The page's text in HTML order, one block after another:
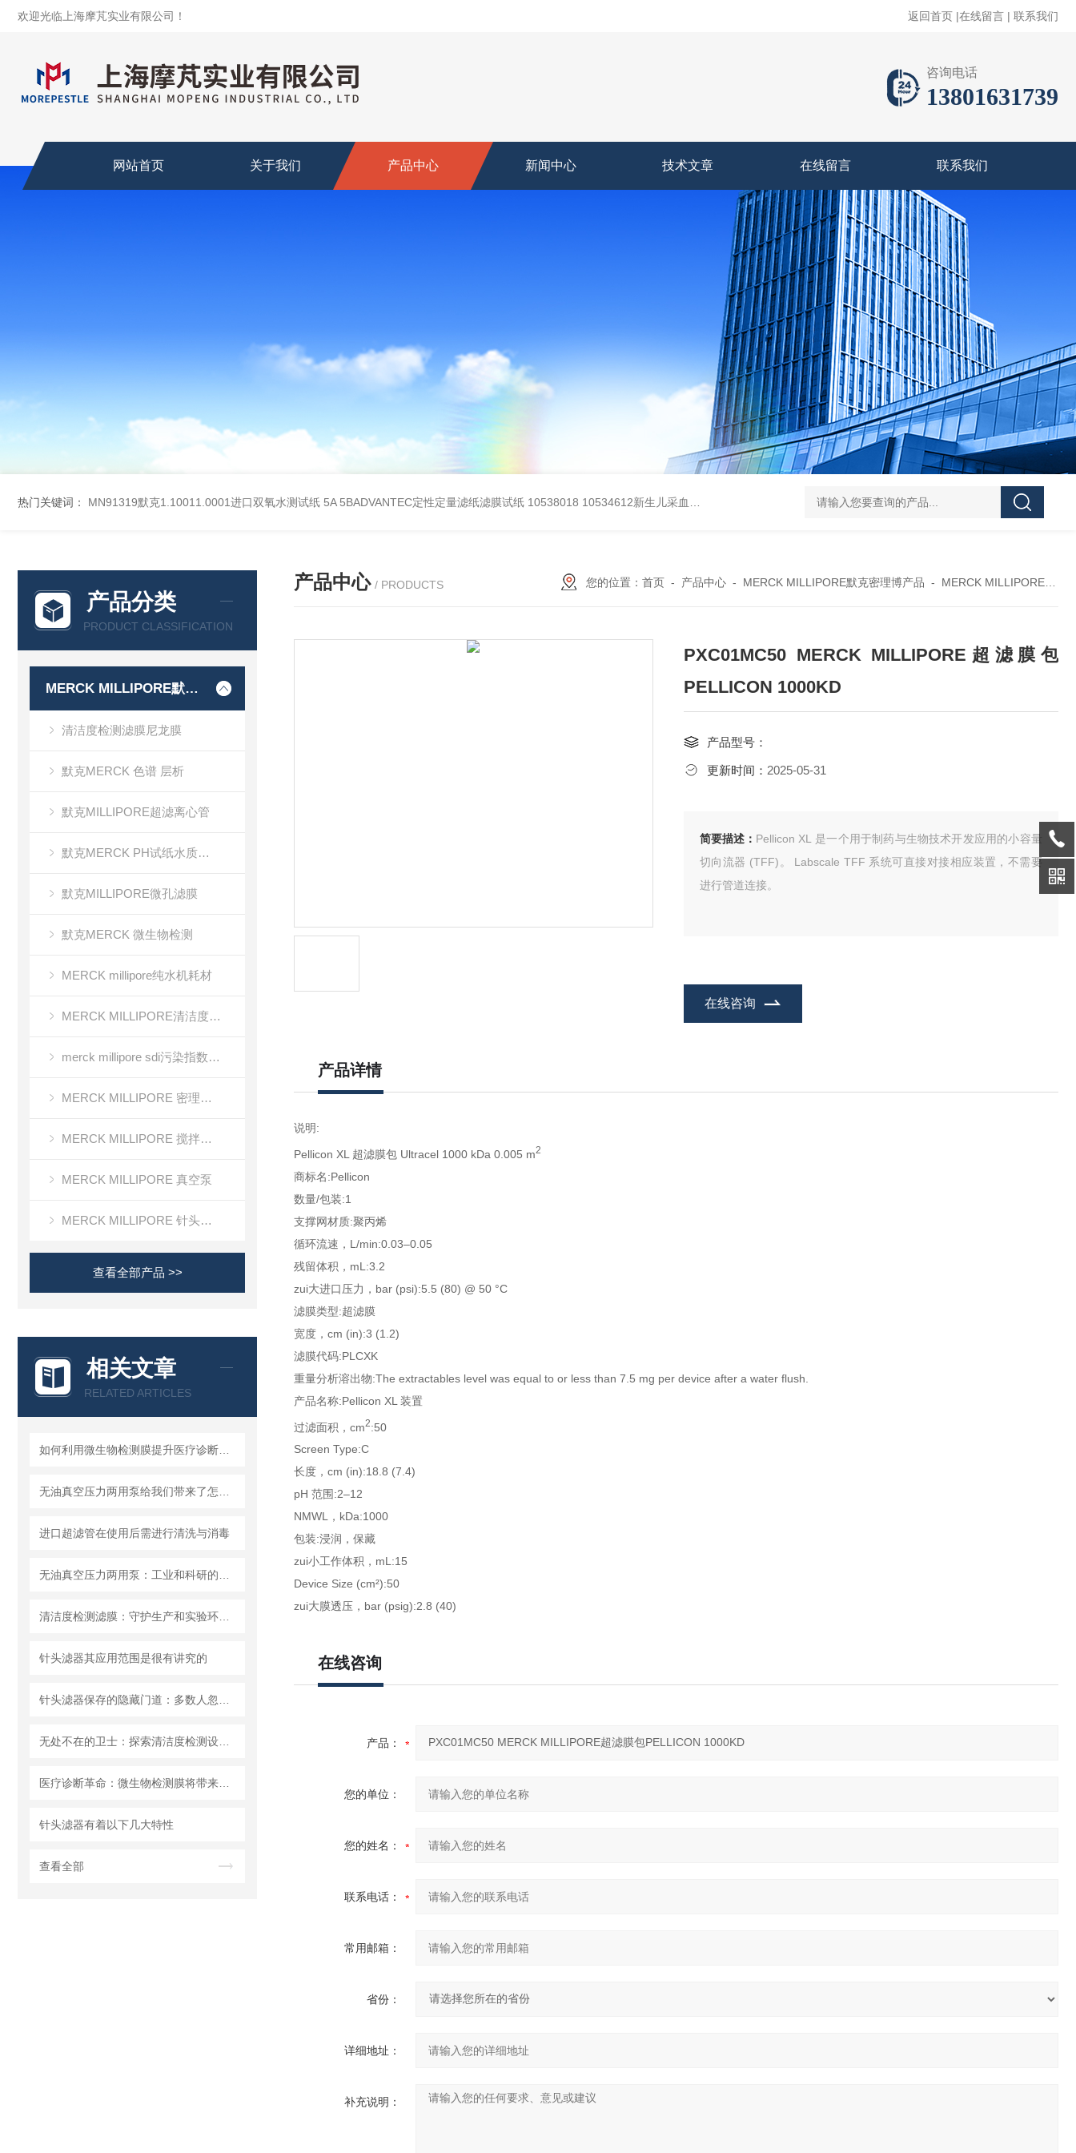
欢迎光临上海摩芃实业有限公司！ 返回首页 |在线留言 | 联系我们
咨询电话
13801631739
网站首页 关于我们 产品中心 新闻中心 技术文章 在线留言 联系我们
热门关键词： MN91319默克1.10011.0001进口双氧水测试纸 5A 5BADVANTEC定性定量滤纸滤膜试纸 10538018 10534612新生儿采血纸 3119-0050无菌339652 23-2263赛默飞离心管 UFC903096 MAP001
产品分类
PRODUCT CLASSIFICATION
MERCK MILLIPORE默克密理博产品
清洁度检测滤膜尼龙膜
默克MERCK 色谱 层析
默克MILLIPORE超滤离心管
默克MERCK PH试纸水质分析
默克MILLIPORE微孔滤膜
默克MERCK 微生物检测
MERCK millipore纯水机耗材
MERCK MILLIPORE清洁度检测专用膜
merck millipore sdi污染指数检测膜
MERCK MILLIPORE 密理博清洁度检测设备
MERCK MILLIPORE 搅拌式超滤装置超滤杯
MERCK MILLIPORE 真空泵
MERCK MILLIPORE 针头滤器针头式滤器
查看全部产品 >>
相关文章
RELATED ARTICLES
进口超滤管在使用后需进行清洗与消毒
针头滤器其应用范围是很有讲究的
针头滤器有着以下几大特性
查看全部
产品中心 / PRODUCTS 您的位置： 首页- 产品中心- MERCK MILLIPORE默克密理博产品 - MERCK MILLIPORE 搅拌式超滤装置超滤杯
PXC01MC50 MERCK MILLIPORE超滤膜包
PELLICON 1000KD
产品型号：
更新时间： 2025-05-31
简要描述： Pellicon XL 是一个用于制药与生物技术开发应用的小容量
切向流器 (TFF)。 Labscale TFF 系统可直接对接相应装置，不需要
进行管道连接。
在线咨询
产品详情
说明:
Pellicon XL 超滤膜包 Ultracel 1000 kDa 0.005 m2
商标名:Pellicon
数量/包装:1
支撑网材质:聚丙烯
循环流速，L/min:0.03–0.05
残留体积，mL:3.2
zui大进口压力，bar (psi):5.5 (80) @ 50 °C
滤膜类型:超滤膜
宽度，cm (in):3 (1.2)
滤膜代码:PLCXK
重量分析溶出物:The extractables level was equal to or less than 7.5 mg per device after a water flush.
产品名称:Pellicon XL 装置
过滤面积，cm2:50
Screen Type:C
长度，cm (in):18.8 (7.4)
pH 范围:2–12
NMWL，kDa:1000
包装:浸润，保藏
zui小工作体积，mL:15
Device Size (cm²):50
zui大膜透压，bar (psig):2.8 (40)
在线咨询
产品：
您的单位：
您的姓名：
联系电话：
常用邮箱：
省份：
详细地址：
补充说明：